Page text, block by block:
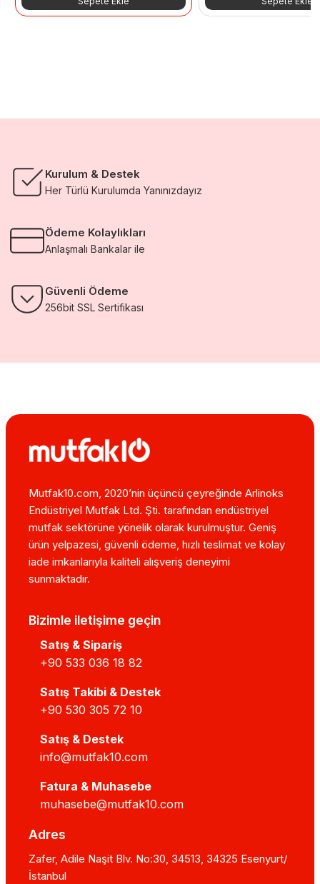
15.300,00 TL.fiyat:
13.500,00 TL.fiyat:
Kurulum & Destek
Her Türlü Kurulumda Yanınızdayız
Ödeme Kolaylıkları
Anlaşmalı Bankalar ile
Güvenli Ödeme
256bit SSL Sertifikası
Mutfak10.com, 2020’nin üçüncü çeyreğinde Arlinoks
Endüstriyel Mutfak Ltd. Şti. tarafından endüstriyel
mutfak sektörüne yönelik olarak kurulmuştur. Geniş
ürün yelpazesi, güvenli ödeme, hızlı teslimat ve kolay
iade imkanlarıyla kaliteli alışveriş deneyimi
sunmaktadır.
Bizimle iletişime geçin
Satış & Sipariş
+90 533 036 18 82
Satış Takibi & Destek
+90 530 305 72 10
Satış & Destek
info@mutfak10.com
Fatura & Muhasebe
muhasebe@mutfak10.com
Adres
Zafer, Adile Naşit Blv. No:30, 34513, 34325 Esenyurt/
İstanbul